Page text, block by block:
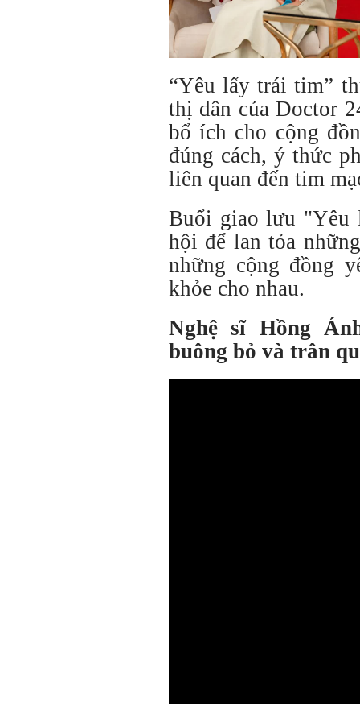
“Yêu lấy trái tim”
thị dân của Doctor
bổ ích cho cộng
đúng cách, ý thức
liên quan đến tim
Buổi giao lưu "Yêu
hội để lan tỏa
những cộng đồng
khỏe cho nhau.
Nghệ sĩ Hồng
buông bỏ và trân